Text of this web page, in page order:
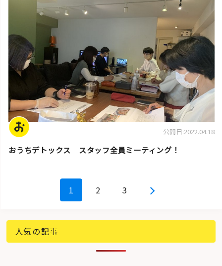
公開日:2022.04.18
おうちデトックス スタッフ全員ミーティング！
1 2 3
人気の記事